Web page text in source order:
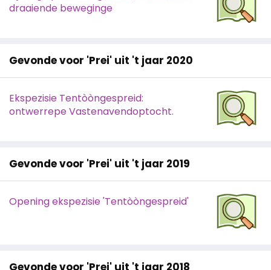
draaiende beweginge
Gevonde voor 'Prei' uit 't jaar 2020
Ekspezisie Tentòòngespreid:
ontwerrepe Vastenavendoptocht.
Gevonde voor 'Prei' uit 't jaar 2019
Opening ekspezisie 'Tentòòngespreid'
Gevonde voor 'Prei' uit 't jaar 2018